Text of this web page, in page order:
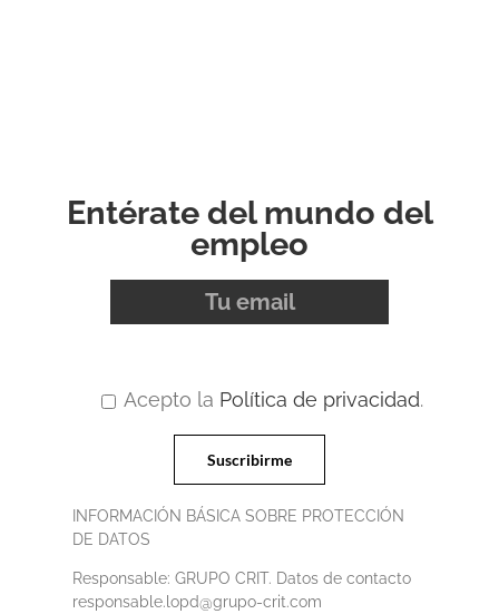
Entérate del mundo del
empleo
Acepto la Política de privacidad.
INFORMACIÓN BÁSICA SOBRE PROTECCIÓN
DE DATOS
Responsable: GRUPO CRIT. Datos de contacto
responsable.lopd@grupo-crit.com